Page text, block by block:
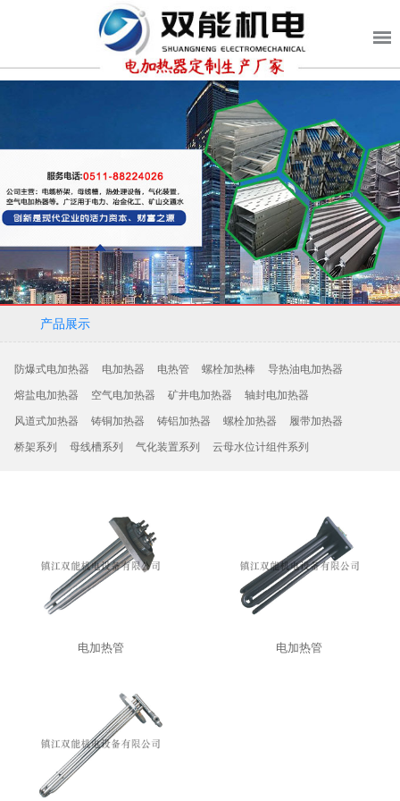
产品展示
防爆式电加热器 电加热器 电热管 螺栓加热棒 导热油电加热器
熔盐电加热器 空气电加热器 矿井电加热器 轴封电加热器
风道式加热器 铸铜加热器 铸铝加热器 螺栓加热器 履带加热器
桥架系列 母线槽系列 气化装置系列 云母水位计组件系列
电加热管 电加热管